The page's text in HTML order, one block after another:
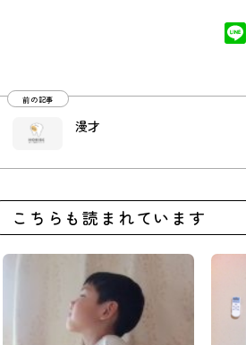
前の記事
漫才
こちらも読まれています